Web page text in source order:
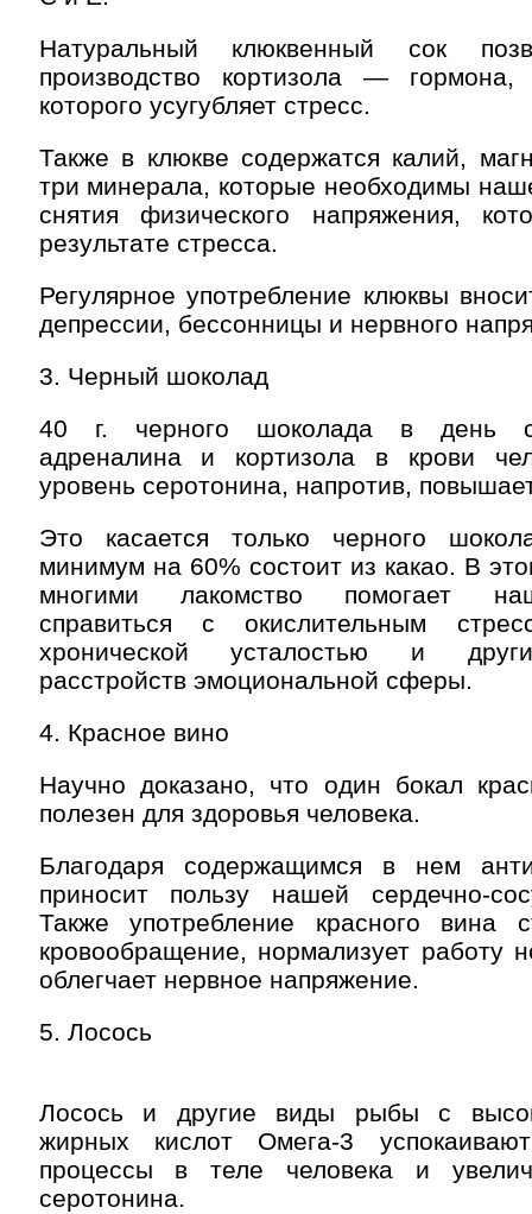
Натуральный клюквенный сок
производство кортизола — гормона,
которого усугубляет стресс.
Также в клюкве содержатся калий,
три минерала, которые необходимы
снятия физического напряжения,
результате стресса.
Регулярное употребление клюквы
депрессии, бессонницы и нервного
3. Черный шоколад
40 г. черного шоколада в день
адреналина и кортизола в крови
уровень серотонина, напротив,
Это касается только черного
минимум на 60% состоит из какао. В
многими лакомство помогает
справиться с окислительным
хронической усталостью и
расстройств эмоциональной сферы.
4. Красное вино
Научно доказано, что один бокал
полезен для здоровья человека.
Благодаря содержащимся в нем
приносит пользу нашей сердечно-
Также употребление красного вина
кровообращение, нормализует работу
облегчает нервное напряжение.
5. Лосось
Лосось и другие виды рыбы с
жирных кислот Омега-3
процессы в теле человека и
серотонина.